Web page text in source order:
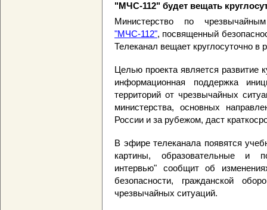
"МЧС-112" будет вещать
Министерство по
"МЧС-112", посвященный
Телеканал вещает круглосуточно в
Целью проекта является развитие
информационная поддержка
территорий от чрезвычайных
министерства, основных
России и за рубежом, даст
В эфире телеканала появятся
картины, образовательные и
интервью" сообщит об
безопасности, гражданской
чрезвычайных ситуаций.